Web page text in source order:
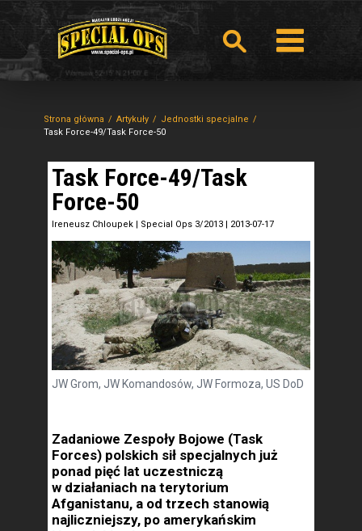
Strona główna Artykuły
Jednostki specjalne
Task Force-49/Task Force-50
Task Force-49/Task
Force-50
Ireneusz Chloupek | Special Ops 3/2013 | 2013-07-17
JW Grom, JW Komandosów, JW Formoza, US DoD
Zadaniowe Zespoły Bojowe (Task
Forces) polskich sił specjalnych już
ponad pięć lat uczestniczą
w działaniach na terytorium
Afganistanu, a od trzech stanowią
najliczniejszy, po amerykańskim